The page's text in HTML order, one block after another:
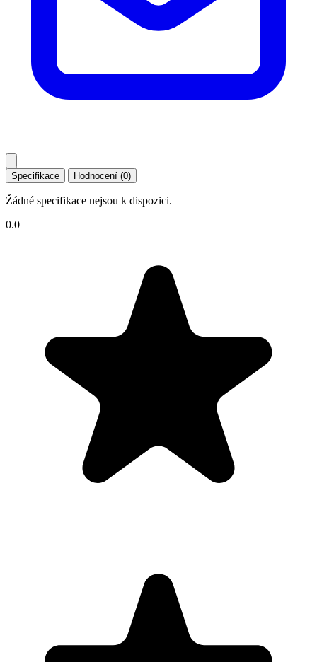
Specifikace Hodnocení (0)
Žádné specifikace nejsou k dispozici.
0.0